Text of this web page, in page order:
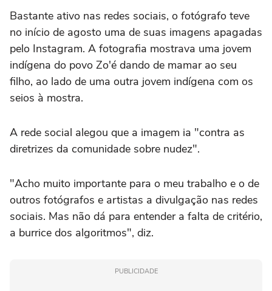
Bastante ativo nas redes sociais, o fotógrafo teve
no início de agosto uma de suas imagens apagadas
pelo Instagram. A fotografia mostrava uma jovem
indígena do povo Zo'é dando de mamar ao seu
filho, ao lado de uma outra jovem indígena com os
seios à mostra.
A rede social alegou que a imagem ia "contra as
diretrizes da comunidade sobre nudez".
"Acho muito importante para o meu trabalho e o de
outros fotógrafos e artistas a divulgação nas redes
sociais. Mas não dá para entender a falta de critério,
a burrice dos algoritmos", diz.
PUBLICIDADE